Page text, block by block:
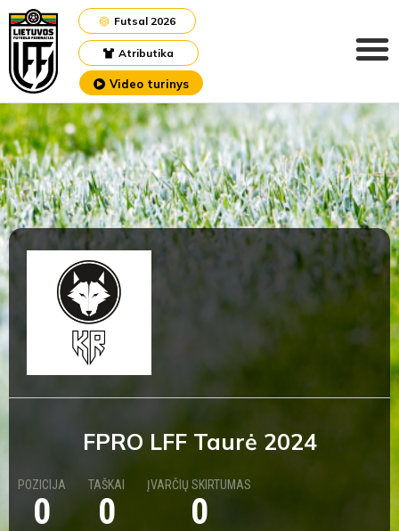
Atributika
Futsal 2026
Video turinys
FPRO LFF Taurė 2024
POZICIJA
0
TAŠKAI
0
ĮVARČIŲ SKIRTUMAS
0